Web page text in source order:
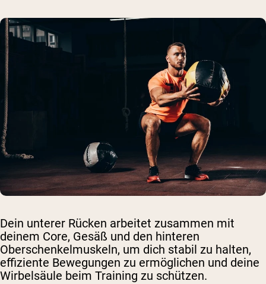
Dein unterer Rücken arbeitet zusammen mit
deinem Core, Gesäß und den hinteren
Oberschenkelmuskeln, um dich stabil zu halten,
effiziente Bewegungen zu ermöglichen und deine
Wirbelsäule beim Training zu schützen.